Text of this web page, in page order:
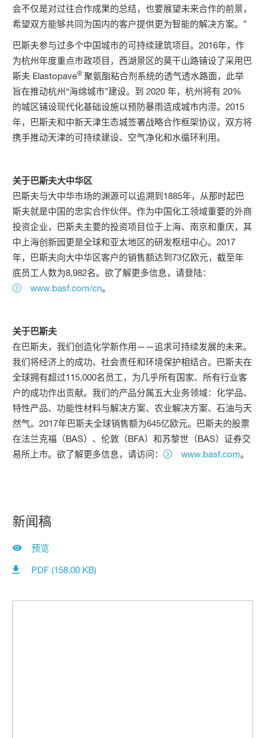
会不仅是对过往合作成果的总结，也要展望未来合作的前景，
希望双方能够共同为国内的客户提供更为智能的解决方案。”
巴斯夫参与过多个中国城市的可持续建筑项目。2016年，作
为杭州年度重点市政项目，西湖景区的莫干山路铺设了采用巴
斯夫 Elastopave®聚氨酯粘合剂系统的透气透水路面，此举
旨在推动杭州“海绵城市”建设。到 2020 年，杭州将有 20%
的城区铺设现代化基础设施以预防暴雨造成城市内涝。2015
年，巴斯夫和中新天津生态城签署战略合作框架协议，双方将
携手推动天津的可持续建设、空气净化和水循环利用。
关于巴斯夫大中华区
巴斯夫与大中华市场的渊源可以追溯到1885年，从那时起巴
斯夫就是中国的忠实合作伙伴。作为中国化工领域重要的外商
投资企业，巴斯夫主要的投资项目位于上海、南京和重庆，其
中上海创新园更是全球和亚太地区的研发枢纽中心。2017
年，巴斯夫向大中华区客户的销售额达到73亿欧元，截至年
底员工人数为8,982名。欲了解更多信息，请登陆：
www.basf.com/cn。
关于巴斯夫
在巴斯夫，我们创造化学新作用——追求可持续发展的未来。
我们将经济上的成功、社会责任和环境保护相结合。巴斯夫在
全球拥有超过115,000名员工，为几乎所有国家、所有行业客
户的成功作出贡献。我们的产品分属五大业务领域：化学品、
特性产品、功能性材料与解决方案、农业解决方案、石油与天
然气。2017年巴斯夫全球销售额为645亿欧元。巴斯夫的股票
在法兰克福（BAS）、伦敦（BFA）和苏黎世（BAS）证券交
易所上市。欲了解更多信息，请访问：
www.basf.com。
新闻稿
预览
PDF (158.00 KB)